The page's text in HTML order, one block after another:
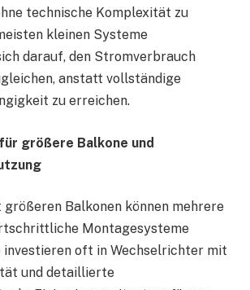
technische Komplexität zu
kleinen Systeme
darauf, den Stromverbrauch
anstatt vollständige
zu erreichen.
größere Balkone und
größeren Balkonen können mehrere
Montagesysteme
investieren oft in Wechselrichter mit
und detaillierte